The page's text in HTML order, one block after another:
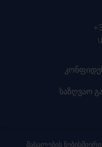
საზღვაო
მასალების